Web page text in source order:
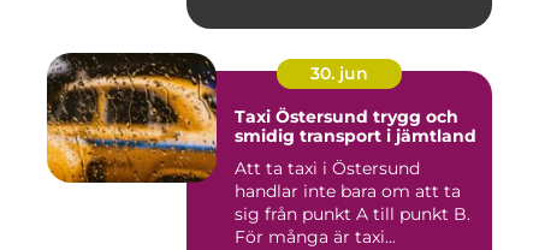
30. jun
Taxi Östersund trygg och
smidig transport i jämtland
Att ta taxi i Östersund
handlar inte bara om att ta
sig från punkt A till punkt B.
För många är taxi...